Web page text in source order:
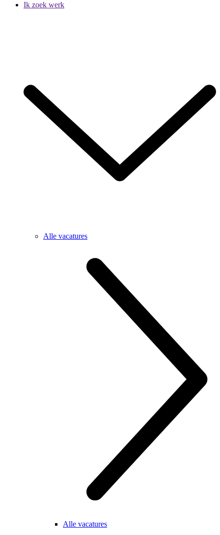
Ik zoek werk
Alle vacatures
Alle vacatures